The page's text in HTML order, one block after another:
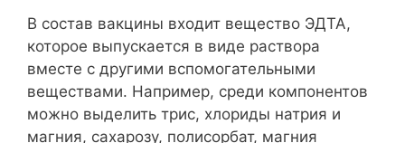
В состав вакцины входит вещество ЭДТА,
которое выпускается в виде раствора
вместе с другими вспомогательными
веществами. Например, среди компонентов
можно выделить трис, хлориды натрия и
магния, сахарозу, полисорбат, магния